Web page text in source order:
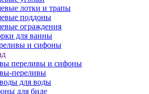
лотки и трапы
поддоны
ограждения
для ванны
и сифоны
переливы и сифоны
переливы
для воды
для биде